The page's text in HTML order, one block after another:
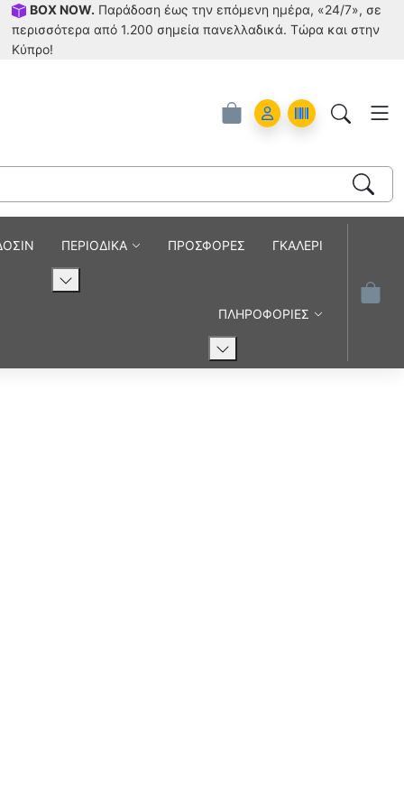
BOX NOW. Παράδοση έως την επόμενη ημέρα, «24/7», σε
περισσότερα από 1.200 σημεία πανελλαδικά. Tώρα και στην
Κύπρο!
Account
Orders
ΠΕΡΙΟΔΙΚΑ ΠΡΟΣΦΟΡΕΣ ΓΚΑΛΕΡΙ
ΠΛΗΡΟΦΟΡΙΕΣ